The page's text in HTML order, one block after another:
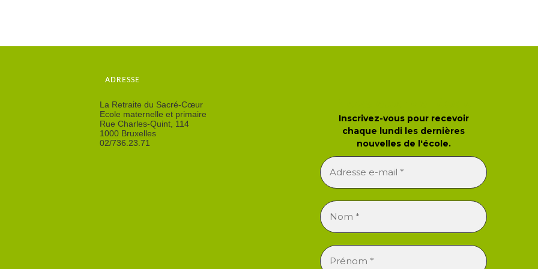
ADRESSE
La Retraite du Sacré-Cœur
Ecole maternelle et primaire
Rue Charles-Quint, 114
1000 Bruxelles
02/736.23.71
Inscrivez-vous pour recevoir
chaque lundi les dernières
nouvelles de l'école.